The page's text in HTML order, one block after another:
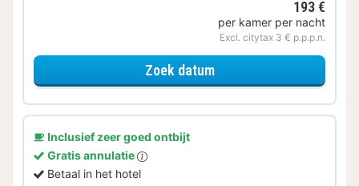
193 €
per kamer per nacht
Excl. citytax 3 € p.p.p.n.
Zoek datumvoor Geniet van de
Inclusief zeer goed ontbijt
Gratis annulatie
Betaal in het hotel